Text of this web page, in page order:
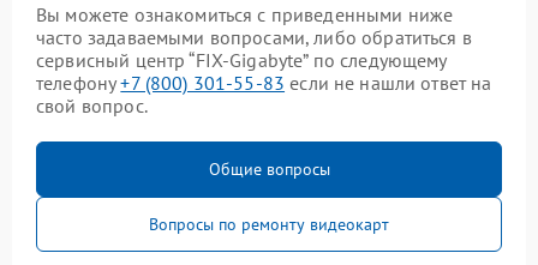
Вы можете ознакомиться с приведенными ниже
часто задаваемыми вопросами, либо обратиться в
сервисный центр “FIX-Gigabyte” по следующему
телефону+7 (800) 301-55-83 если не нашли ответ на
свой вопрос.
Общие вопросы
Вопросы по ремонту видеокарт